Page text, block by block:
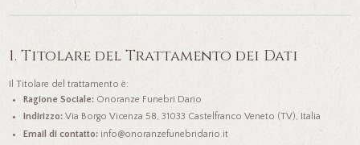
1. Titolare del Trattamento dei Dati
Il Titolare del trattamento è:
Ragione Sociale: Onoranze Funebri Dario
Indirizzo:Via Borgo Vicenza 58, 31033 Castelfranco Veneto (TV), Italia
Email di contatto: info@onoranzefunebridario.it